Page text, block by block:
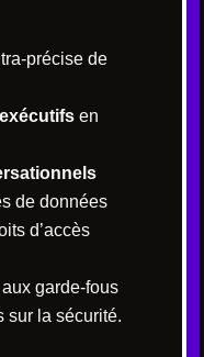
précise de
en
de données
d’accès
garde-fous
sur la sécurité.